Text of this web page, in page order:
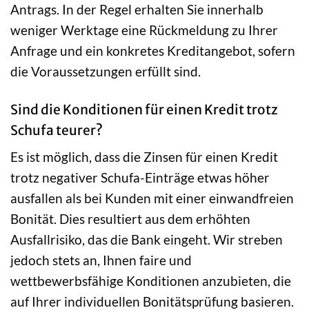
Antrags. In der Regel erhalten Sie innerhalb
weniger Werktage eine Rückmeldung zu Ihrer
Anfrage und ein konkretes Kreditangebot, sofern
die Voraussetzungen erfüllt sind.
Sind die Konditionen für einen Kredit trotz
Schufa teurer?
Es ist möglich, dass die Zinsen für einen Kredit
trotz negativer Schufa-Einträge etwas höher
ausfallen als bei Kunden mit einer einwandfreien
Bonität. Dies resultiert aus dem erhöhten
Ausfallrisiko, das die Bank eingeht. Wir streben
jedoch stets an, Ihnen faire und
wettbewerbsfähige Konditionen anzubieten, die
auf Ihrer individuellen Bonitätsprüfung basieren.